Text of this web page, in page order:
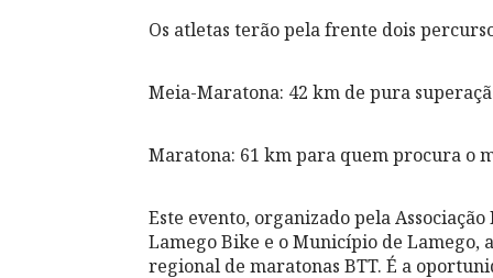
Os atletas terão pela frente dois
Meia-Maratona: 42 km de pura
Maratona: 61 km para quem procura o
Este evento, organizado pela
Lamego Bike e o Município de Lamego,
regional de maratonas BTT. É a